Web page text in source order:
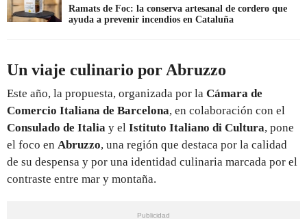
Ramats de Foc: la conserva artesanal de cordero que
ayuda a prevenir incendios en Cataluña
Un viaje culinario por Abruzzo
Este año, la propuesta, organizada por la Cámara de
Comercio Italiana de Barcelona, en colaboración con el
Consulado de Italia y el Istituto Italiano di Cultura, pone
el foco en Abruzzo, una región que destaca por la calidad
de su despensa y por una identidad culinaria marcada por el
contraste entre mar y montaña.